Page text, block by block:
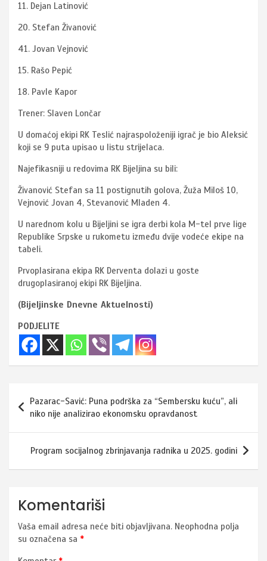
11. Dejan Latinović
20. Stefan Živanović
41. Jovan Vejnović
15. Rašo Pepić
18. Pavle Kapor
Trener: Slaven Lončar
U domaćoj ekipi RK Teslić najraspoloženiji igrač je bio Aleksić
koji se 9 puta upisao u listu strijelaca.
Najefikasniji u redovima RK Bijeljina su bili:
Živanović Stefan sa 11 postignutih golova, Žuža Miloš 10,
Vejnović Jovan 4, Stevanović Mladen 4.
U narednom kolu u Bijeljini se igra derbi kola M-tel prve lige
Republike Srpske u rukometu između dvije vodeće ekipe na
tabeli.
Prvoplasirana ekipa RK Derventa dolazi u goste
drugoplasiranoj ekipi RK Bijeljina.
(Bijeljinske Dnevne Aktuelnosti)
PODJELITE
Navigacija
članaka
Pazarac-Savić: Puna podrška za “Sembersku kuću”, ali
niko nije analizirao ekonomsku opravdanost
Program socijalnog zbrinjavanja radnika u 2025. godini
Komentariši
Vaša email adresa neće biti objavljivana. Neophodna polja
su označena sa *